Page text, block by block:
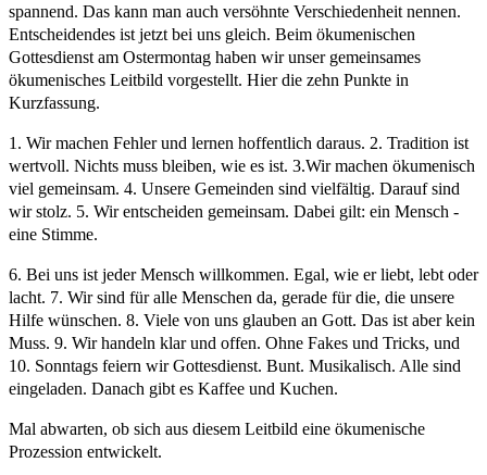
spannend. Das kann man auch versöhnte Verschiedenheit nennen.
Entscheidendes ist jetzt bei uns gleich. Beim ökumenischen
Gottesdienst am Ostermontag haben wir unser gemeinsames
ökumenisches Leitbild vorge­stellt. Hier die zehn Punkte in
Kurzfassung.
1. Wir machen Fehler und lernen hoffentlich daraus. 2. Tradition ist
wertvoll. Nichts muss bleiben, wie es ist. 3.Wir machen ökumenisch
viel gemeinsam. 4. Unsere Gemeinden sind vielfältig. Darauf sind
wir stolz. 5. Wir entscheiden gemeinsam. Dabei gilt: ein Mensch -
eine Stimme.
6. Bei uns ist jeder Mensch willkommen. Egal, wie er liebt, lebt oder
lacht. 7. Wir sind für alle Menschen da, gerade für die, die unsere
Hilfe wünschen. 8. Viele von uns glauben an Gott. Das ist aber kein
Muss. 9. Wir handeln klar und offen. Ohne Fakes und Tricks, und
10. Sonntags feiern wir Gottesdienst. Bunt. Musikalisch. Alle sind
einge­laden. Danach gibt es Kaffee und Kuchen.
Mal abwarten, ob sich aus diesem Leitbild eine ökumenische
Prozession entwickelt.